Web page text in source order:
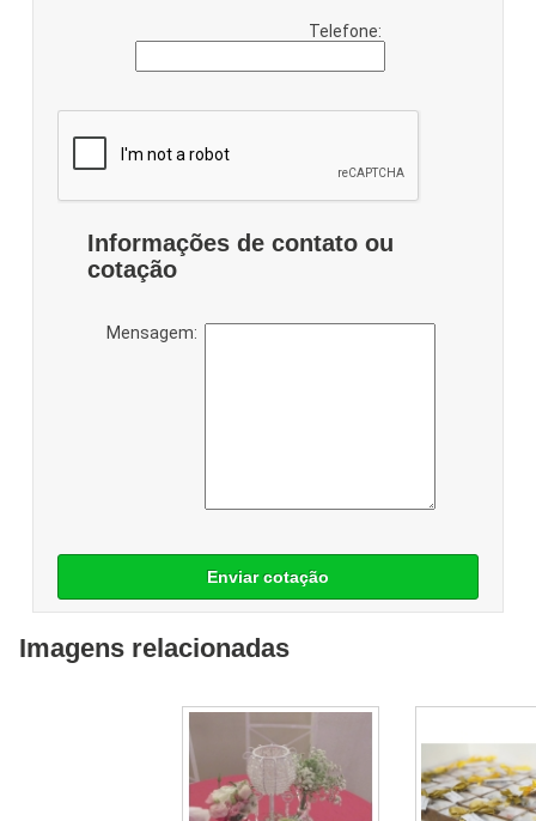
Telefone:
Informações de contato ou
cotação
Mensagem:
Enviar cotação
Imagens relacionadas